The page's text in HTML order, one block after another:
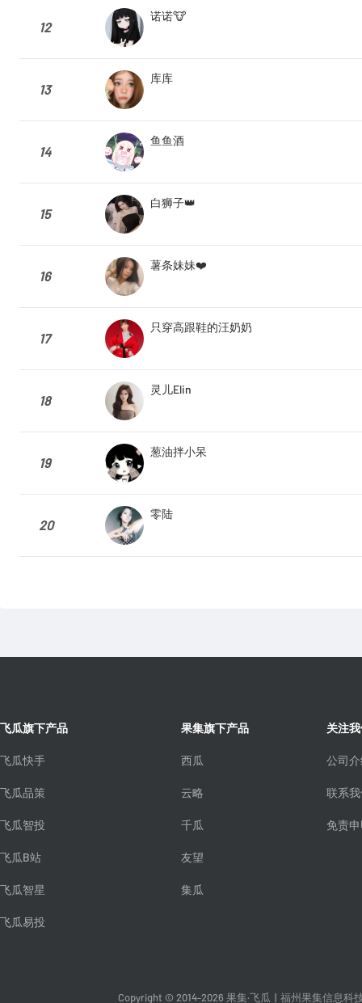
12
诺诺🐮
13
库库
14
鱼鱼酒
15
白狮子👑
16
薯条妹妹❤️
17
只穿高跟鞋的汪奶奶
18
灵儿Elin
19
葱油拌小呆
20
零陆
飞瓜旗下产品
飞瓜快手
飞瓜品策
飞瓜智投
飞瓜B站
飞瓜智星
飞瓜易投
果集旗下产品
西瓜
云略
千瓜
友望
集瓜
关注
公司
联系
免责
Copyright © 2014-2026 果集·飞瓜 福州果集信息科